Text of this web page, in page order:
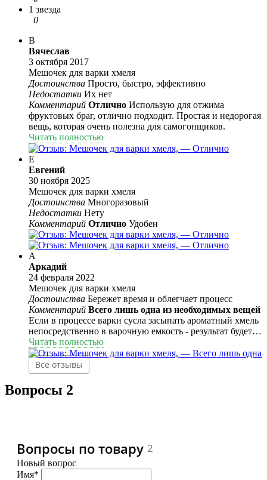
1 звезда
0
В
Вячеслав
3 октября 2017
Мешочек для варки хмеля
Достоинства Просто, быстро, эффективно
Недостатки Их нет
Комментарий Отлично Использую для отжима
фруктовых браг, отлично подходит. Простая и недорогая
вещь, которая очень полезна для самогонщиков.
Читать полностью
Е
Евгений
30 ноября 2025
Мешочек для варки хмеля
Достоинства Многоразовый
Недостатки Нету
Комментарий Отлично Удобен
А
Аркадий
24 февраля 2022
Мешочек для варки хмеля
Достоинства Бережет время и облегчает процесс
Комментарий Всего лишь одна из необходимых вещей
Если в процессе варки сусла засыпать ароматный хмель
непосредственно в варочную емкость - результат будет
конечно-же потрясающий, но... Вам придется цедить
сусло, чтобы избавиться от растворившегося хмеля. А
можно использовать мешочек для варки хмеля и
значительно упростить процесс. А результат, поверьте,
будет все-равно потрясающий!
Читать полностью
Все отзывы
Вопросы 2
Вопросы по товару 2
Новый вопрос
Имя*